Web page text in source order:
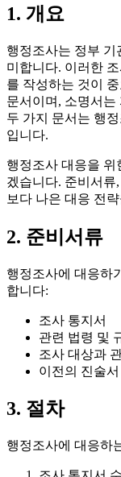
1. 개요
행정조사는 정부 기
미합니다. 이러한
를 작성하는 것이
문서이며, 소명서는
두 가지 문서는 행
입니다.
행정조사 대응을 위
겠습니다. 준비서류
보다 나은 대응 전
2. 준비서류
행정조사에 대응하
합니다:
조사 통지서
관련 법령 및
조사 대상과
이전의 진술
3. 절차
행정조사에 대응하